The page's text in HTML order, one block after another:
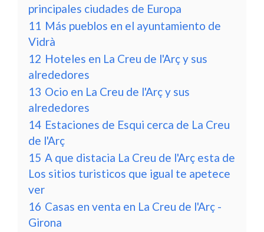
principales ciudades de Europa
11 Más pueblos en el ayuntamiento de
Vidrà
12 Hoteles en La Creu de l'Arç y sus
alrededores
13 Ocio en La Creu de l'Arç y sus
alrededores
14 Estaciones de Esqui cerca de La Creu
de l'Arç
15 A que distacia La Creu de l'Arç esta de
Los sitios turisticos que igual te apetece
ver
16 Casas en venta en La Creu de l'Arç -
Girona